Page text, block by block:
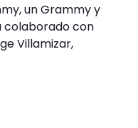
un Grammy y
colaborado con
Villamizar,